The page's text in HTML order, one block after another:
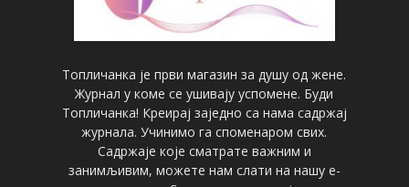
Топличанка је први магазин за душу од жене.
Журнал у коме се ушивају успомене. Буди
Топличанка! Креирај заједно са нама садржај
журнала. Учинимо га споменаром свих.
Садржаје које сматрате важним и
занимљивим, можете нам слати на нашу е-